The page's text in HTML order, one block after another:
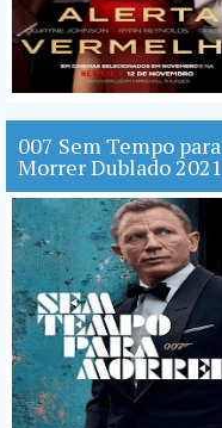
007 Sem Tempo para
Morrer Dublado 2021